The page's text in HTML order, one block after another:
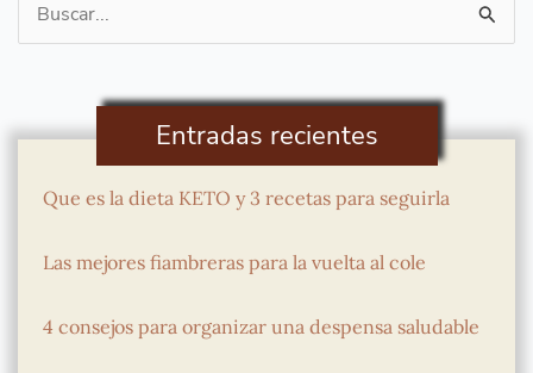
Buscar
por:
Entradas recientes
Que es la dieta KETO y 3 recetas para seguirla
Las mejores fiambreras para la vuelta al cole
4 consejos para organizar una despensa saludable